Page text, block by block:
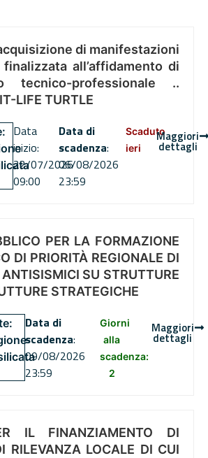
di manifestazioni
all’affidamento di
tecnico-professionale ..
LIFE TURTLE
Data
inizio:
22/07/2026
09:00
Data di
scadenza:
06/08/2026
23:59
Scaduto
ieri
Maggiori
dettagli
PER LA FORMAZIONE
DI PRIORITÀ REGIONALE DI
SU STRUTTURE
STRATEGICHE
Data di
scadenza:
09/08/2026
23:59
Giorni
alla
scadenza:
2
Maggiori
dettagli
IL FINANZIAMENTO DI
RILEVANZA LOCALE DI CUI